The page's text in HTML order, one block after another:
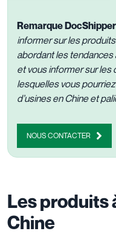
Remarque DocShipper
informer sur les
abordant les
et vous informer sur les
lesquelles vous
d’usines en Chine et
NOUS CONTACTER
Les produits
Chine